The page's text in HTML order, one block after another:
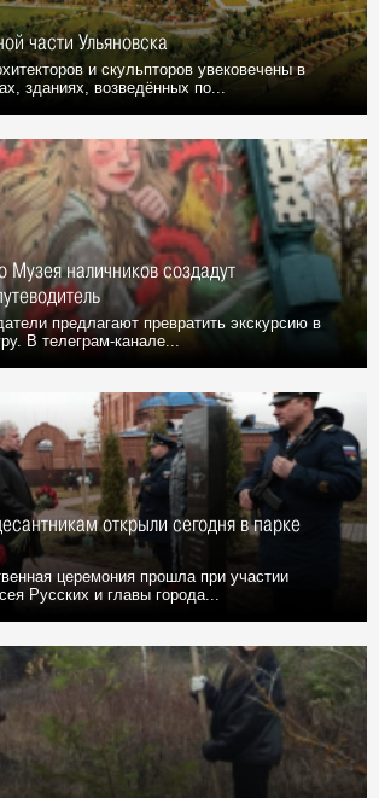
части Ульяновска
и скульпторов увековечены в
зданиях, возведённых по...
Музея наличников создадут
предлагают превратить экскурсию в
В телеграм-канале...
открыли сегодня в парке
церемония прошла при участии
Русских и главы города...